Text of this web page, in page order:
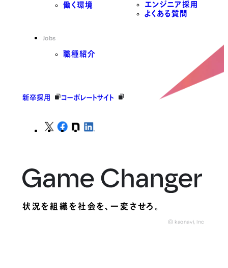
働く環境
Jobs
職種紹介
エンジニア採用
よくある質問
新卒採用 コーポレートサイト
状況を組織を社会を、一変させろ。
© kaonavi, Inc